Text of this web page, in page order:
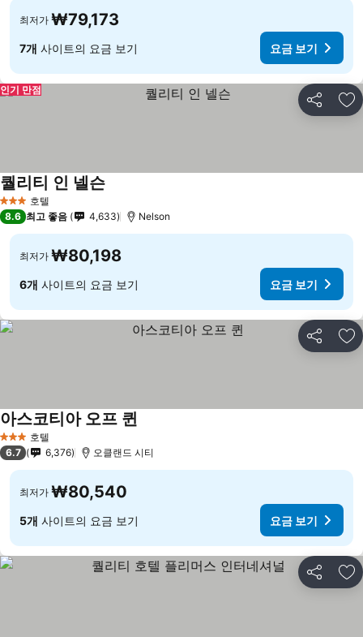
최저가 ₩79,173
7개 사이트의 요금 보기 요금 보기
공유 즐
인기 만점
3 성급 호텔
퀄리티 인 넬슨
8.6 최고 좋음 4,633 Nelson
최저가 ₩80,198
6개 사이트의 요금 보기 요금 보기
공유 즐
3 성급 호텔
아스코티아 오프 퀸
6.7 6,376 오클랜드 시티
최저가 ₩80,540
5개 사이트의 요금 보기 요금 보기
공유 즐